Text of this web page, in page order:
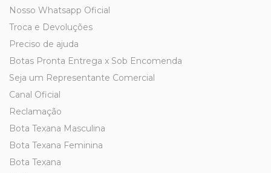
Nosso Whatsapp Oficial
Troca e Devoluções
Preciso de ajuda
Botas Pronta Entrega x Sob Encomenda
Seja um Representante Comercial
Canal Oficial
Reclamação
Bota Texana Masculina
Bota Texana Feminina
Bota Texana